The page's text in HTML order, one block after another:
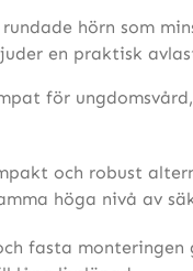
hörn som
en praktisk
för
och robust
höga nivå av
fasta